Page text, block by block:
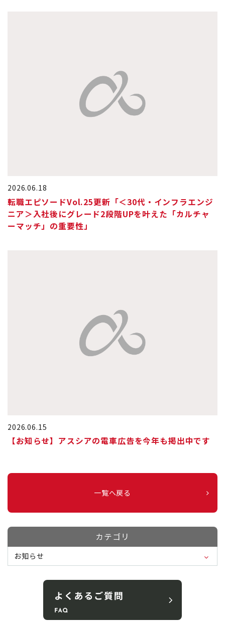
2026.06.18
転職エピソードVol.25更新「＜30代・インフラエンジ
ニア＞入社後にグレード2段階UPを叶えた「カルチャ
ーマッチ」の重要性」
2026.06.15
【お知らせ】アスシアの電車広告を今年も掲出中です
一覧へ戻る
カテゴリ
お知らせ